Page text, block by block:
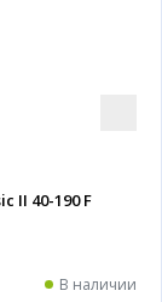
II 40-190 F
В наличии